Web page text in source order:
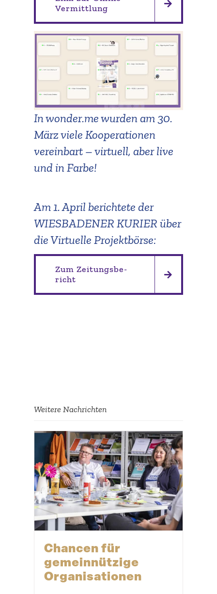
Vermittlung
In wonder​.me wurden am 30.
März viele Koope­ra­tionen
vereinbart – virtuell, aber live
und in Farbe!
Am 1. April berichtete der
WIESBADENER KURIER über
die Virtuelle Projektbörse:
Zum Zeitungs­be­
richt
Weitere Nachrichten
Chancen für
gemein­nützige
Organisationen